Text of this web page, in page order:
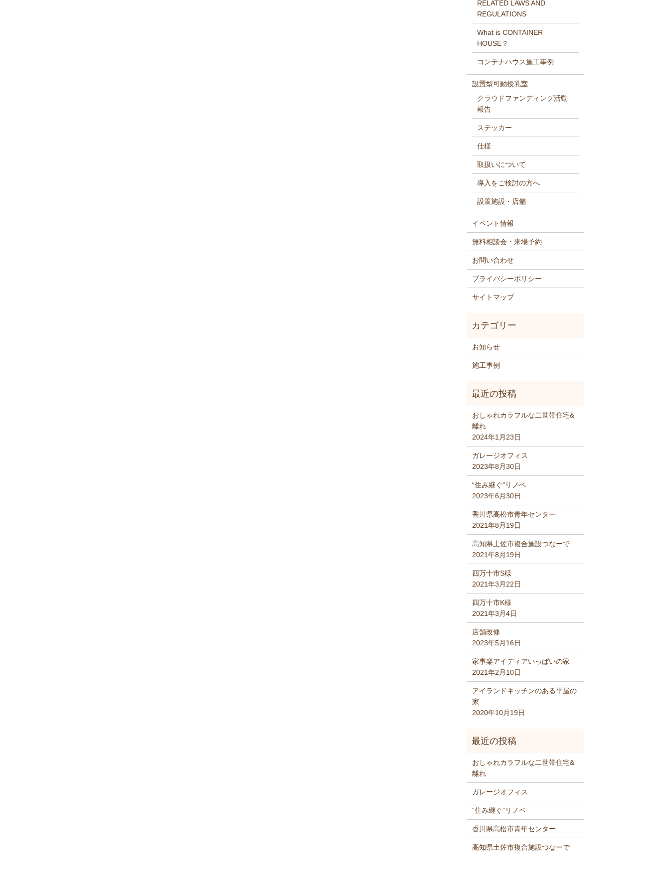
RELATED LAWS AND
REGULATIONS
What is CONTAINER
HOUSE？
コンテナハウス施工事例
設置型可動授乳室
クラウドファンディング活動
報告
ステッカー
仕様
取扱いについて
導入をご検討の方へ
設置施設・店舗
イベント情報
無料相談会・来場予約
お問い合わせ
プライバシーポリシー
サイトマップ
お知らせ
施工事例
おしゃれカラフルな二世帯住宅&
離れ
2024年1月23日
ガレージオフィス
2023年8月30日
“住み継ぐ”リノベ
2023年6月30日
香川県高松市青年センター
2021年8月19日
高知県土佐市複合施設つなーで
2021年8月19日
四万十市S様
2021年3月22日
四万十市K様
2021年3月4日
店舗改修
2023年5月16日
家事楽アイディアいっぱいの家
2021年2月10日
アイランドキッチンのある平屋の
家
2020年10月19日
おしゃれカラフルな二世帯住宅&
離れ
ガレージオフィス
“住み継ぐ”リノベ
香川県高松市青年センター
高知県土佐市複合施設つなーで